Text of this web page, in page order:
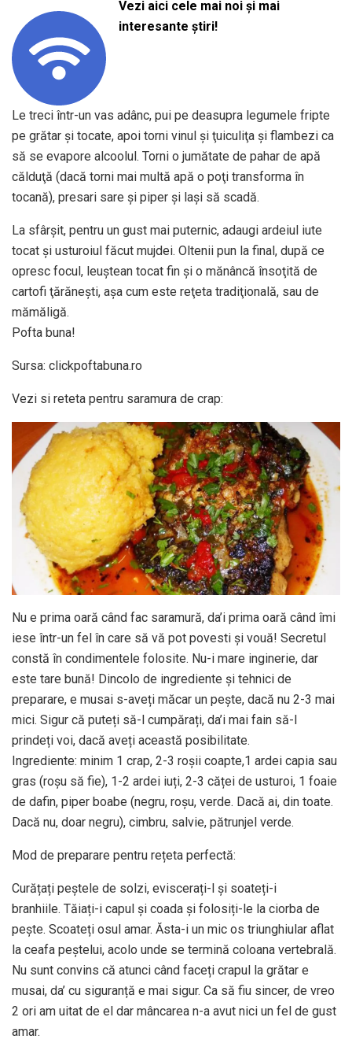
Vezi aici cele mai noi și mai
interesante știri!
Le treci într-un vas adânc, pui pe deasupra legumele fripte
pe grătar şi tocate, apoi torni vinul şi ţuiculiţa şi flambezi ca
să se evapore alcoolul. Torni o jumătate de pahar de apă
călduţă (dacă torni mai multă apă o poţi transforma în
tocană), presari sare şi piper şi laşi să scadă.
La sfârşit, pentru un gust mai puternic, adaugi ardeiul iute
tocat şi usturoiul făcut mujdei. Oltenii pun la final, după ce
opresc focul, leuştean tocat fin şi o mănâncă însoţită de
cartofi ţărăneşti, aşa cum este reţeta tradiţională, sau de
mămăligă.
Pofta buna!
Sursa: clickpoftabuna.ro
Vezi si reteta pentru saramura de crap:
Nu e prima oară când fac saramură, da’i prima oară când îmi
iese într-un fel în care să vă pot povesti și vouă! Secretul
constă în condimentele folosite. Nu-i mare inginerie, dar
este tare bună! Dincolo de ingrediente și tehnici de
preparare, e musai s-aveți măcar un pește, dacă nu 2-3 mai
mici. Sigur că puteți să-l cumpărați, da’i mai fain să-l
prindeți voi, dacă aveți această posibilitate.
Ingrediente: minim 1 crap, 2-3 roșii coapte,1 ardei capia sau
gras (roșu să fie), 1-2 ardei iuți, 2-3 căței de usturoi, 1 foaie
de dafin, piper boabe (negru, roșu, verde. Dacă ai, din toate.
Dacă nu, doar negru), cimbru, salvie, pătrunjel verde.
Mod de preparare pentru rețeta perfectă:
Curățați peștele de solzi, eviscerați-l și soateți-i
branhiile. Tăiați-i capul și coada și folosiți-le la ciorba de
pește. Scoateți osul amar. Ăsta-i un mic os triunghiular aflat
la ceafa peștelui, acolo unde se termină coloana vertebrală.
Nu sunt convins că atunci când faceți crapul la grătar e
musai, da’ cu siguranță e mai sigur. Ca să fiu sincer, de vreo
2 ori am uitat de el dar mâncarea n-a avut nici un fel de gust
amar.